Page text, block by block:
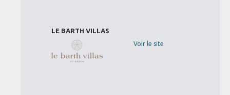
LE BARTH VILLAS
Voir le site